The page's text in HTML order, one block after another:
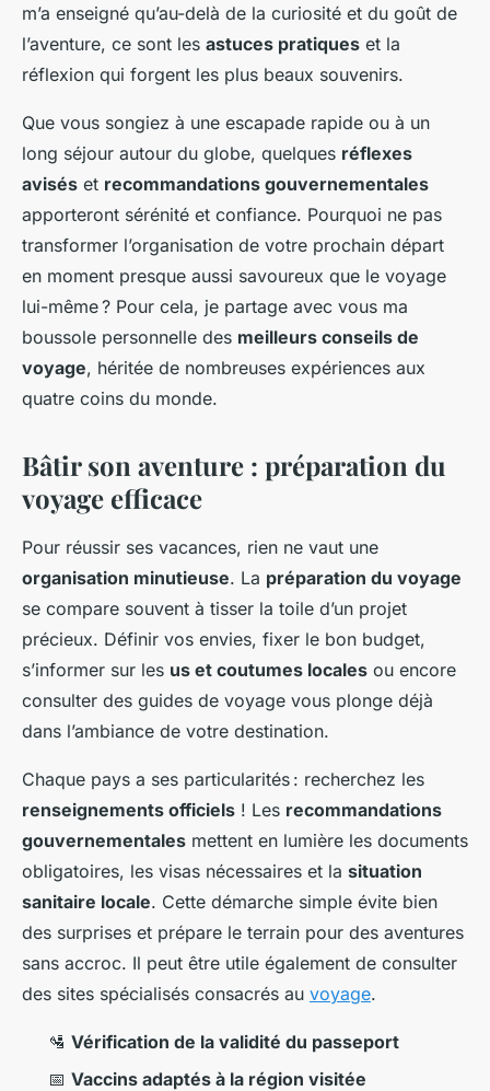
m’a enseigné qu’au-delà de la curiosité et du goût de
l’aventure, ce sont les astuces pratiques et la
réflexion qui forgent les plus beaux souvenirs.
Que vous songiez à une escapade rapide ou à un
long séjour autour du globe, quelques réflexes
avisés et recommandations gouvernementales
apporteront sérénité et confiance. Pourquoi ne pas
transformer l’organisation de votre prochain départ
en moment presque aussi savoureux que le voyage
lui-même ? Pour cela, je partage avec vous ma
boussole personnelle des meilleurs conseils de
voyage, héritée de nombreuses expériences aux
quatre coins du monde.
Bâtir son aventure : préparation du
voyage efficace
Pour réussir ses vacances, rien ne vaut une
organisation minutieuse. La préparation du voyage
se compare souvent à tisser la toile d’un projet
précieux. Définir vos envies, fixer le bon budget,
s’informer sur les us et coutumes locales ou encore
consulter des guides de voyage vous plonge déjà
dans l’ambiance de votre destination.
Chaque pays a ses particularités : recherchez les
renseignements officiels ! Les recommandations
gouvernementales mettent en lumière les documents
obligatoires, les visas nécessaires et la situation
sanitaire locale. Cette démarche simple évite bien
des surprises et prépare le terrain pour des aventures
sans accroc. Il peut être utile également de consulter
des sites spécialisés consacrés au voyage.
🛂 Vérification de la validité du passeport
📅 Vaccins adaptés à la région visitée